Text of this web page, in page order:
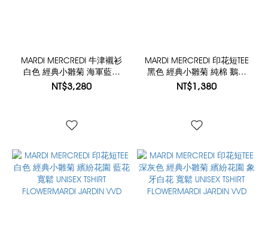
MARDI MERCREDI 牛津襯衫
白色 經典小雛菊 海軍藍花
刺繡 純棉 OXFORD SHIRT
NT$3,280
MARDI MERCREDI 印花短TEE
黑色 經典小雛菊 純棉 鵝黃
花 TSHIRT FLOWERMARDI
NT$1,380